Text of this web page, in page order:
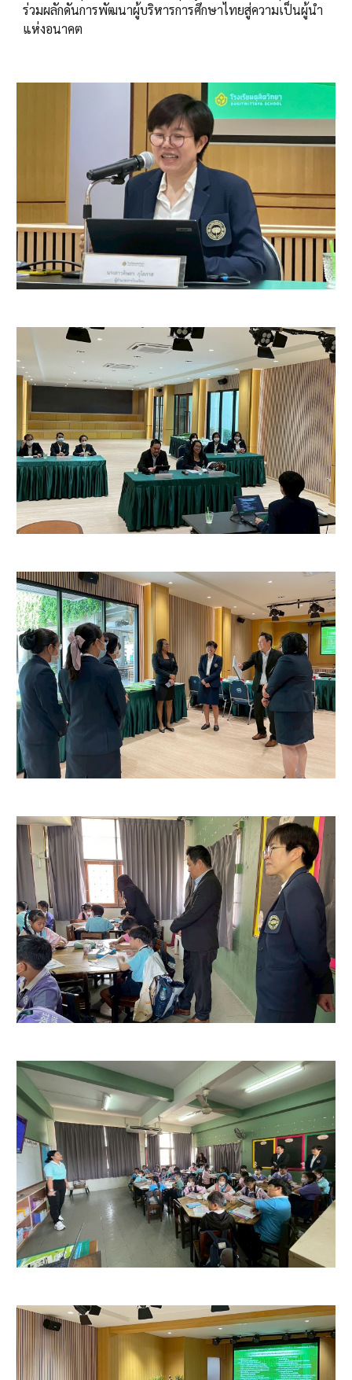
ร่วมผลักดันการพัฒนาผู้บริหารการศึกษาไทยสู่ความเป็นผู้นำ
แห่งอนาคต